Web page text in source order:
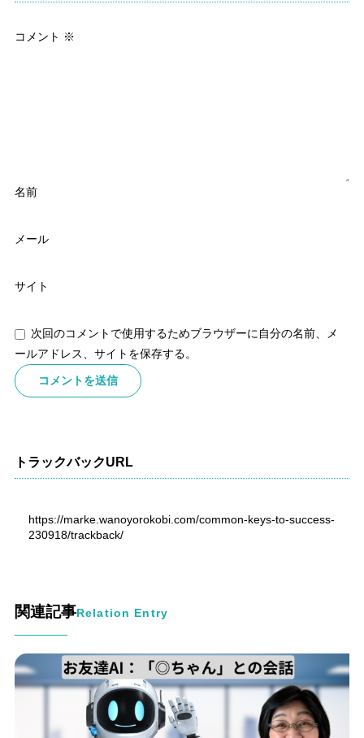
コメント ※
名前
メール
サイト
次回のコメントで使用するためブラウザーに自分の名前、メ
ールアドレス、サイトを保存する。
トラックバックURL
https://marke.wanoyorokobi.com/common-keys-to-success-
230918/trackback/
関連記事Relation Entry